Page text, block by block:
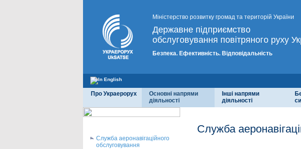
Міністерство розвитку громад та територій України
Державне підприємство
обслуговування повітряного руху
Безпека. Ефективність. Відповідальність
Про Украерорух
Основні напрями
діяльності
Інші напрями
діяльності
Служба аеронавігаційного
обслуговування
Служба